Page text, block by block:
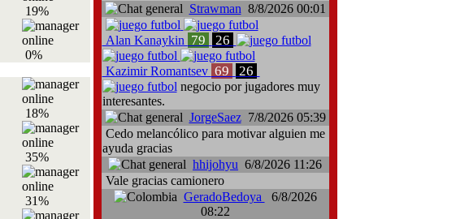
19%
0%
18%
35%
31%
Strawman 8/8/2026 00:01
Alan Kanaykin 79 26
Kazimir Romantsev 69 26
negocio por jugadores muy
interesantes.
JorgeSaez7/8/2026 05:39
Cedo melancólico para motivar alguien me
ayuda gracias
hhijohyu 6/8/2026 11:26
Vale gracias camionero
GeradoBedoya
6/8/2026
08:22